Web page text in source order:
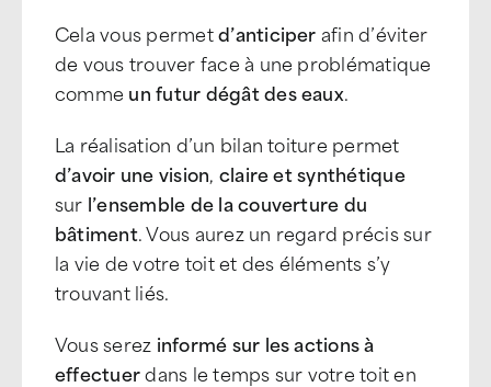
Cela vous permetd’anticiperafin d’éviter
de vous trouver face à une problématique
comme un futur dégât des eaux.
La réalisation d’un bilan toiture permet
d’avoir une vision, claire et synthétique
sur l’ensemble de la couverture du
bâtiment. Vous aurez un regard précis sur
la vie de votre toit et des éléments s’y
trouvant liés.
Vous serez informé sur les actions à
effectuerdans le temps sur votre toit en